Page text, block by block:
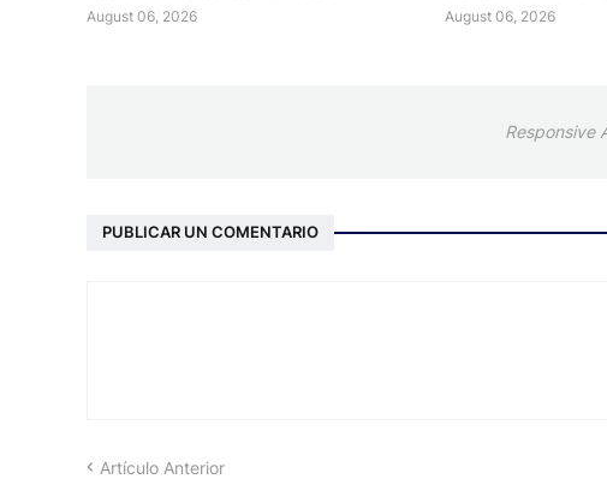
August 06, 2026 August 06, 2026
Responsive
PUBLICAR UN COMENTARIO
Artículo Anterior